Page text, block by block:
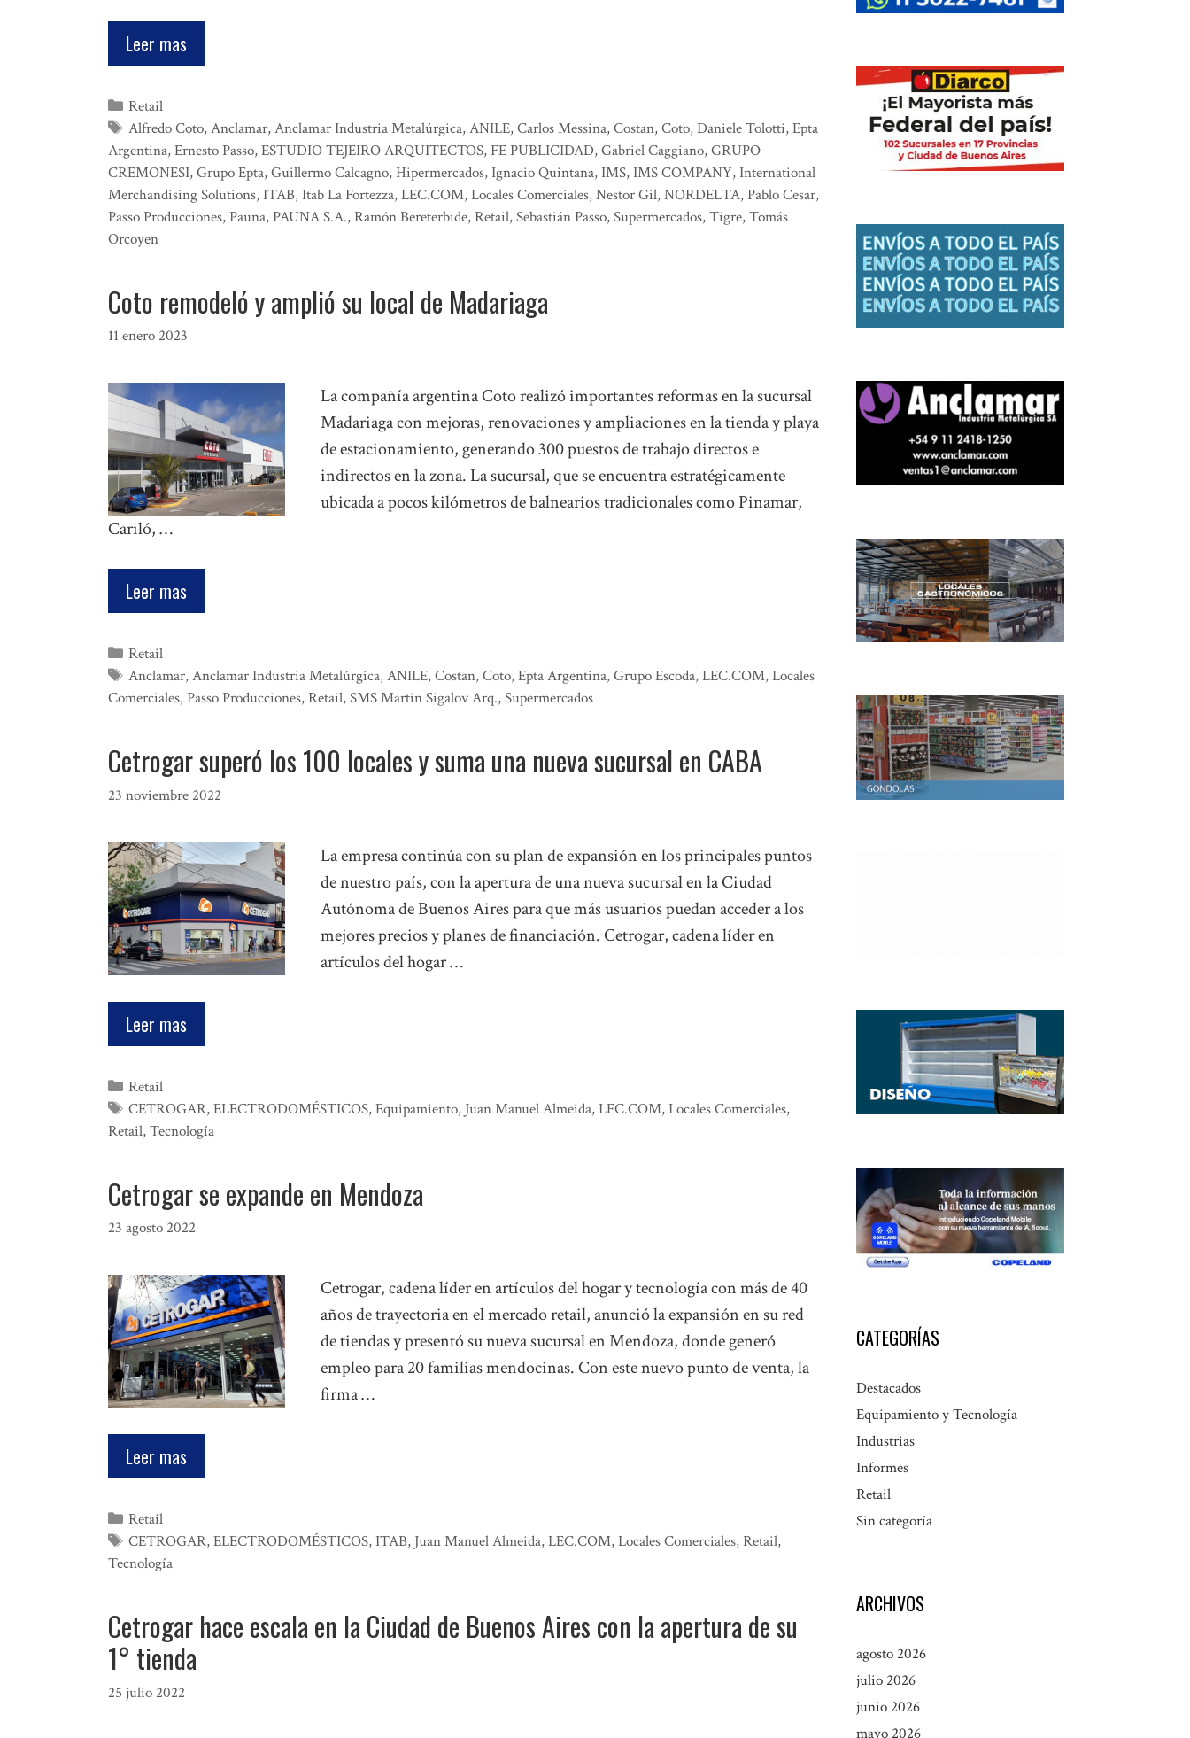
Leer mas
Categorías
Retail
Etiquetas
Alfredo Coto,Anclamar,Anclamar Industria Metalúrgica,ANILE,Carlos Messina,Costan,Coto,Daniele Tolotti,Epta
Argentina,Ernesto Passo,ESTUDIO TEJEIRO ARQUITECTOS,FE PUBLICIDAD,Gabriel Caggiano,GRUPO
CREMONESI,Grupo Epta,Guillermo Calcagno,Hipermercados,Ignacio Quintana,IMS,IMS COMPANY,International
Merchandising Solutions,ITAB,Itab La Fortezza,LEC.COM,Locales Comerciales,Nestor Gil,NORDELTA,Pablo Cesar,
Passo Producciones,Pauna,PAUNA S.A.,Ramón Bereterbide,Retail,Sebastián Passo,Supermercados,Tigre,Tomás
Orcoyen
Coto remodeló y amplió su local de Madariaga
11 enero 2023
La compañía argentina Coto realizó importantes reformas en la sucursal
Madariaga con mejoras, renovaciones y ampliaciones en la tienda y playa
de estacionamiento, generando 300 puestos de trabajo directos e
indirectos en la zona. La sucursal, que se encuentra estratégicamente
ubicada a pocos kilómetros de balnearios tradicionales como Pinamar,
Cariló, …
Leer mas
Categorías
Retail
Etiquetas
Anclamar,Anclamar Industria Metalúrgica,ANILE,Costan,Coto,Epta Argentina,Grupo Escoda,LEC.COM,Locales
Comerciales,Passo Producciones,Retail,SMS Martín Sigalov Arq.,Supermercados
Cetrogar superó los 100 locales y suma una nueva sucursal en CABA
23 noviembre 2022
La empresa continúa con su plan de expansión en los principales puntos
de nuestro país, con la apertura de una nueva sucursal en la Ciudad
Autónoma de Buenos Aires para que más usuarios puedan acceder a los
mejores precios y planes de financiación. Cetrogar, cadena líder en
artículos del hogar …
Leer mas
Categorías
Retail
Etiquetas
CETROGAR,ELECTRODOMÉSTICOS,Equipamiento, Juan Manuel Almeida,LEC.COM,Locales Comerciales,
Retail,Tecnología
Cetrogar se expande en Mendoza
23 agosto 2022
Cetrogar, cadena líder en artículos del hogar y tecnología con más de 40
años de trayectoria en el mercado retail, anunció la expansión en su red
de tiendas y presentó su nueva sucursal en Mendoza, donde generó
empleo para 20 familias mendocinas. Con este nuevo punto de venta, la
firma …
Leer mas
Categorías
Retail
Etiquetas
CETROGAR,ELECTRODOMÉSTICOS,ITAB, Juan Manuel Almeida,LEC.COM,Locales Comerciales,Retail,
Tecnología
Cetrogar hace escala en la Ciudad de Buenos Aires con la apertura de su
1° tienda
25 julio 2022
CATEGORÍAS
Destacados
Equipamiento y Tecnología
Industrias
Informes
Retail
Sin categoría
ARCHIVOS
agosto 2026
julio 2026
junio 2026
mayo 2026